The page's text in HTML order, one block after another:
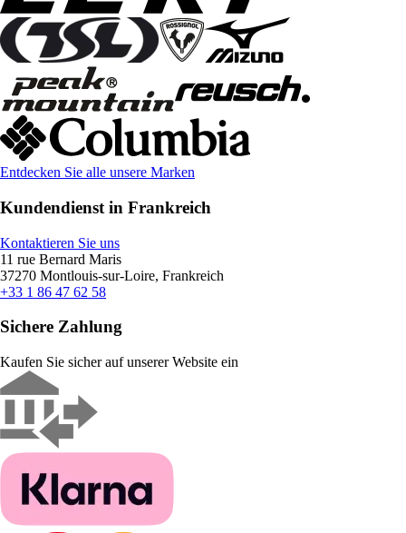
Entdecken Sie alle unsere Marken
Kundendienst in Frankreich
Kontaktieren Sie uns
11 rue Bernard Maris
37270 Montlouis-sur-Loire, Frankreich
+33 1 86 47 62 58
Sichere Zahlung
Kaufen Sie sicher auf unserer Website ein